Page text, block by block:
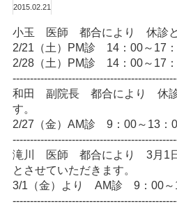
ブログ
Instagram
緊急･入院
078-303-
転院･入院相談窓
078-381-
2015.02.21
小玉 医師 都合により 休診と
2/21（土）PM診 14：00～17
2/28（土）PM診 14：00～17
和田
副院長 都合により 休診
す。
2/27（金）AM診 9：00～13：
滝川 医師 都合により 3月1日
とさせていただきます。
3/1（金）より AM診 9：00～